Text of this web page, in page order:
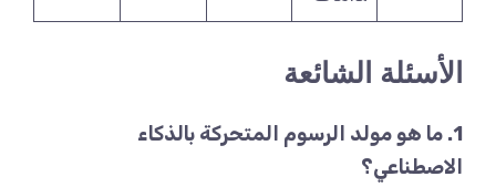
الأسئلة الشائعة
1. ما هو مولد الرسوم المتحركة بالذكاء
الاصطناعي؟